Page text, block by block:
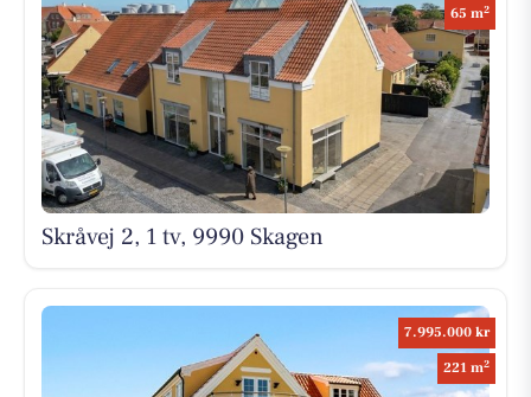
65 m2
Skråvej 2, 1 tv, 9990 Skagen
7.995.000 kr
221 m2